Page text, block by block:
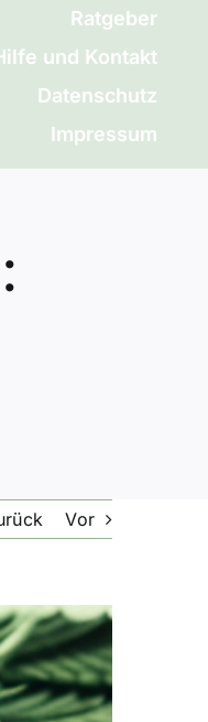
Ratgeber
und Kontakt
Datenschutz
Impressum
Vor